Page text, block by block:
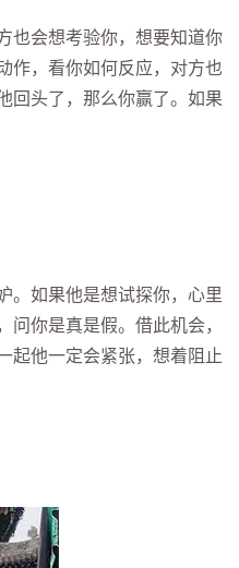
会想考验你，想要知道你
作，看你如何反应，对方也
回头了，那么你赢了。如果
如果他是想试探你，心里
你是真是假。借此机会，
起他一定会紧张，想着阻止